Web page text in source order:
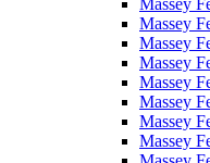
Massey
Massey
Massey
Massey
Massey
Massey
Massey
Massey